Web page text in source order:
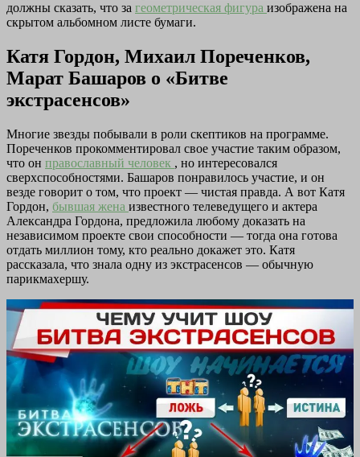
должны сказать, что за геометрическая фигура изображена на
скрытом альбомном листе бумаги.
Катя Гордон, Михаил Пореченков,
Марат Башаров о «Битве
экстрасенсов»
Многие звезды побывали в роли скептиков на программе.
Пореченков прокомментировал свое участие таким образом,
что он православный человек , но интересовался
сверхспособностями. Башаров понравилось участие, и он
везде говорит о том, что проект — чистая правда. А вот Катя
Гордон, бывшая жена известного телеведущего и актера
Александра Гордона, предложила любому доказать на
независимом проекте свои способности — тогда она готова
отдать миллион тому, кто реально докажет это. Катя
рассказала, что знала одну из экстрасенсов — обычную
парикмахершу.